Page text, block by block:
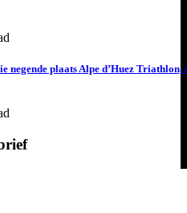
negende plaats Alpe d’Huez Triathlon,